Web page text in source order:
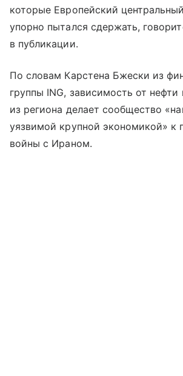
которые Европейский
упорно пытался сдержать,
в публикации.
По словам Карстена Бжески из
группы ING, зависимость от нефти
из региона делает сообщество
уязвимой крупной экономикой» к
войны с Ираном.